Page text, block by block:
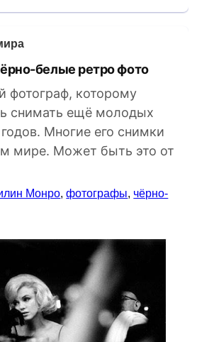
белые ретро фото
фотограф, которому
снимать ещё молодых
Многие его снимки
мире. Может быть это от
Монро,фотографы, чёрно-